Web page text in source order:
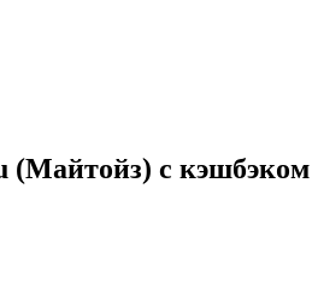
(Майтойз) с кэшбэком